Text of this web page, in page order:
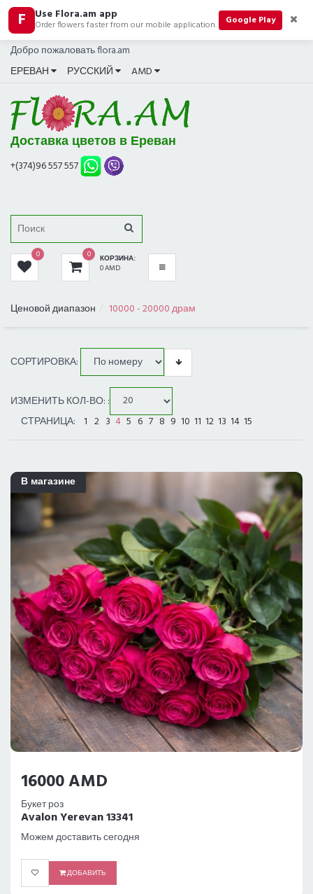
F Use Flora.am app
Order flowers faster from our mobile application. Google Play
Добро пожаловать flora.am
ЕРЕВАН
РУССКИЙ AMD
Доставка цветов в Ереван
+(374)96 557 557
0 0
КОРЗИНА:
0 AMD
КАТЕГОРИИ
ВСЕ
ХИТ ПРОДАЖ
КОМПОЗИЦИИ
ПОДАРКИ
В МАГАЗИНЕ СЕЙЧАС
ТРАУРНЫЕ
ДОСТАВКА В ЛОС-АНДЖЕЛЕСЕ
Ценовой диапазон 10000 - 20000 драм
СОРТИРОВКА:
ИЗМЕНИТЬ КОЛ-ВО: :
СТРАНИЦА:
1 2 3 4 5 6 7 8 9 10 11 12 13 14 15
В магазине
16000 AMD
Букет роз
Avalon Yerevan 13341
Можем доставить сегодня
ДОБАВИТЬ